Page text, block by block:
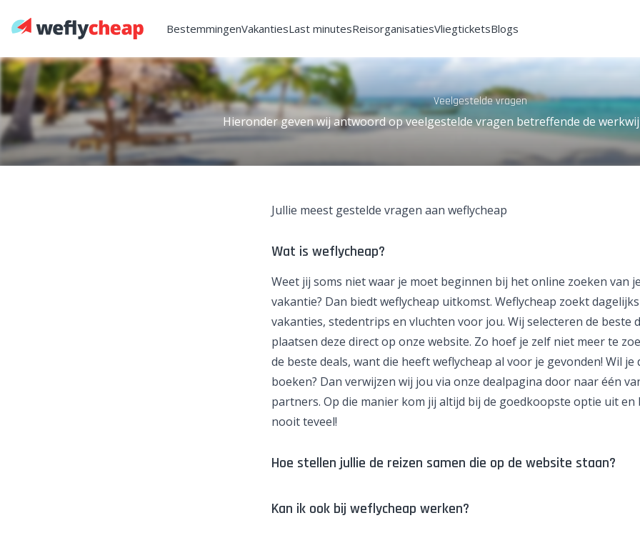
BestemmingenVakantiesLast minutesReisorganisatiesVliegticketsBlogs
Veelgestelde vragen
Hieronder geven wij antwoord op veelgestelde vragen betreffende de
Jullie meest gestelde vragen aan weflycheap
Wat is weflycheap?
Weet jij soms niet waar je moet beginnen bij het online zoeken van
vakantie? Dan biedt weflycheap uitkomst. Weflycheap zoekt
vakanties, stedentrips en vluchten voor jou. Wij selecteren de beste
plaatsen deze direct op onze website. Zo hoef je zelf niet meer te
de beste deals, want die heeft weflycheap al voor je gevonden! Wil je
boeken? Dan verwijzen wij jou via onze dealpagina door naar één
partners. Op die manier kom jij altijd bij de goedkoopste optie uit en
nooit teveel!
Hoe stellen jullie de reizen samen die op de website staan?
Kan ik ook bij weflycheap werken?